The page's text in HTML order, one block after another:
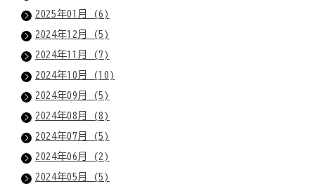
2025年01月 (6)
2024年12月 (5)
2024年11月 (7)
2024年10月 (10)
2024年09月 (5)
2024年08月 (8)
2024年07月 (5)
2024年06月 (2)
2024年05月 (5)